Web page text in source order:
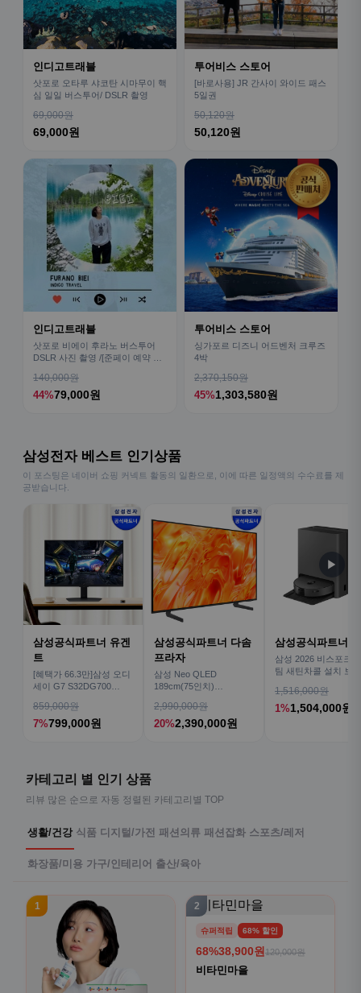
인디고트래블
삿포로 오타루 샤코탄 시마무이 핵
심 일일 버스투어/ DSLR 촬영
69,000원
69,000원
투어비스 스토어
[바로사용] JR 간사이 와이드 패스
5일권
50,120원
50,120원
인디고트래블
삿포로 비에이 후라노 버스투어
DSLR 사진 촬영 /[준페이 예약 식
140,000원
44%79,000원
투어비스 스토어
싱가포르 디즈니 어드벤처 크루즈
4박
2,370,150원
45%1,303,580원
삼성전자 베스트 인기상품
이 포스팅은 네이버 쇼핑 커넥트 활동의 일환으로, 이에 따른 일정액의 수수료를 제
공받습니다.
삼성공식파트너 유겐
트
[혜택가 66.3만]삼성 오디
세이 G7 S32DG700
859,000원
7%799,000원
삼성공식파트너 다솜
프라자
삼성 Neo QLED
189cm(75인치)
TV
2,990,000원
20%2,390,000원
삼성공식파트너
삼성 2026 비스포크
팀 새틴차콜 설치 보
1,516,000원
1%1,504,000원
▶
카테고리 별 인기 상품
리뷰 많은 순으로 자동 정렬된 카테고리별 TOP
생활/건강 식품 디지털/가전 패션의류 패션잡화 스포츠/레저
화장품/미용 가구/인테리어 출산/육아
1 2
슈퍼적립 68% 할인
68%38,900원 120,000원
비타민마을